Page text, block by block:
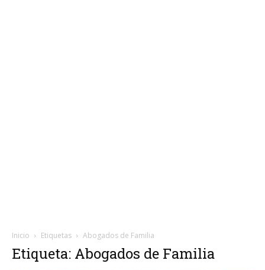
Inicio Etiquetas Abogados de Familia
Etiqueta: Abogados de Familia